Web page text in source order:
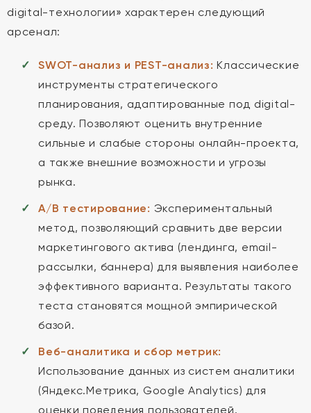
digital-технологии» характерен следующий
арсенал:
SWOT-анализ и PEST-анализ: Классические
инструменты стратегического
планирования, адаптированные под digital-
среду. Позволяют оценить внутренние
сильные и слабые стороны онлайн-проекта,
а также внешние возможности и угрозы
рынка.
A/B тестирование: Экспериментальный
метод, позволяющий сравнить две версии
маркетингового актива (лендинга, email-
рассылки, баннера) для выявления наиболее
эффективного варианта. Результаты такого
теста становятся мощной эмпирической
базой.
Веб-аналитика и сбор метрик:
Использование данных из систем аналитики
(Яндекс.Метрика, Google Analytics) для
оценки поведения пользователей.